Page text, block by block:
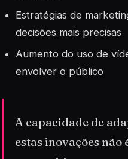
Estratégias de
decisões mais precisas
Aumento do uso de
envolver o público
A capacidade de
estas inovações não